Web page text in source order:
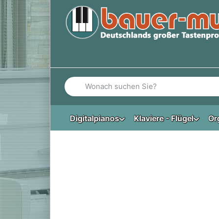
Geben Sie einen Suchbegriff ein. Während
Digitalpianos Klaviere - Flügel